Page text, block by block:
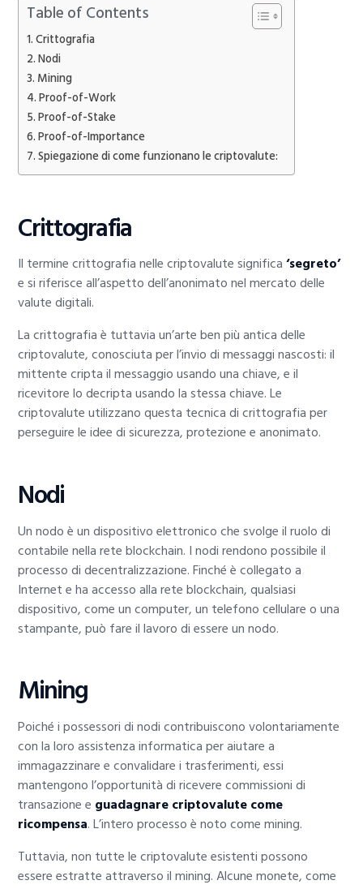
Table of Contents
Crittografia
Nodi
Mining
Proof-of-Work
Proof-of-Stake
Proof-of-Importance
Spiegazione di come funzionano le criptovalute:
Crittografia
Il termine crittografia nelle criptovalute significa‘segreto’
e si riferisce all’aspetto dell’anonimato nel mercato delle
valute digitali.
La crittografia è tuttavia un’arte ben più antica delle
criptovalute, conosciuta per l’invio di messaggi nascosti: il
mittente cripta il messaggio usando una chiave, e il
ricevitore lo decripta usando la stessa chiave. Le
criptovalute utilizzano questa tecnica di crittografia per
perseguire le idee di sicurezza, protezione e anonimato.
Nodi
Un nodo è un dispositivo elettronico che svolge il ruolo di
contabile nella rete blockchain. I nodi rendono possibile il
processo di decentralizzazione. Finché è collegato a
Internet e ha accesso alla rete blockchain, qualsiasi
dispositivo, come un computer, un telefono cellulare o una
stampante, può fare il lavoro di essere un nodo.
Mining
Poiché i possessori di nodi contribuiscono volontariamente
con la loro assistenza informatica per aiutare a
immagazzinare e convalidare i trasferimenti, essi
mantengono l’opportunità di ricevere commissioni di
transazione e guadagnare criptovalute come
ricompensa. L’intero processo è noto come mining.
Tuttavia, non tutte le criptovalute esistenti possono
essere estratte attraverso il mining. Alcune monete, come